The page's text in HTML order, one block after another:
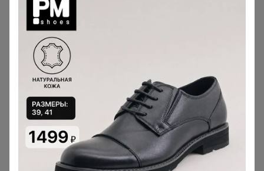
626р
Мягкая игрушка плюшевая
мопс/ собака серый, 30 см
626р
Мягкая игрушка плюшевая
мопс/ собака белый, 30 см